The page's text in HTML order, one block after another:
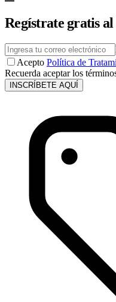
Regístrate gratis
Acepto Política de
Recuerda aceptar los
INSCRÍBETE AQUÍ